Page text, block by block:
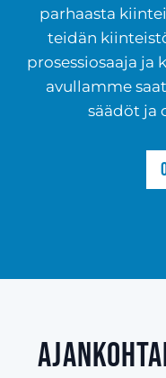
parhaasta
teidän
prosessiosaaja ja
avullamme
säädöt ja